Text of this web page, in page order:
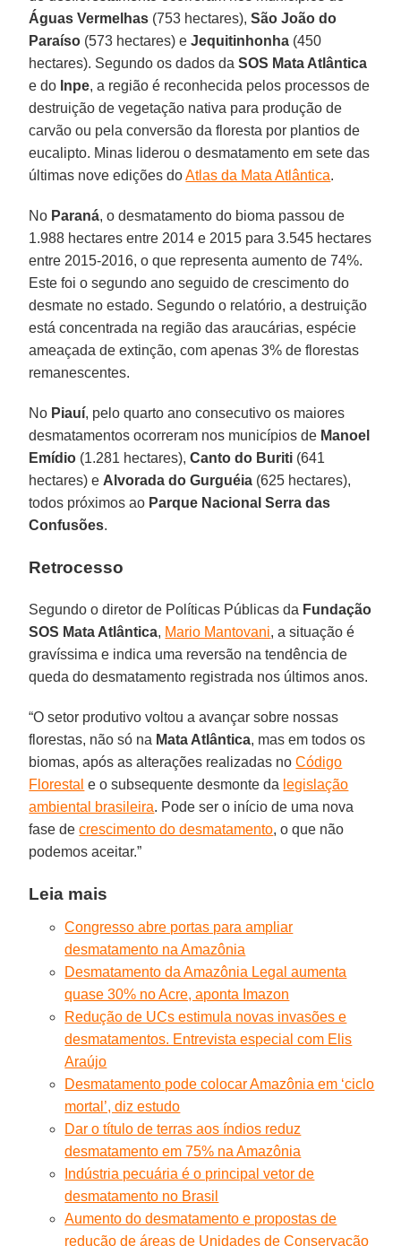
Águas Vermelhas (753 hectares),São João do
Paraíso (573 hectares) eJequitinhonha (450
hectares). Segundo os dados daSOS Mata Atlântica
e do Inpe, a região é reconhecida pelos processos de
destruição de vegetação nativa para produção de
carvão ou pela conversão da floresta por plantios de
eucalipto. Minas liderou o desmatamento em sete das
últimas nove edições doAtlas da Mata Atlântica.
No Paraná, o desmatamento do bioma passou de
1.988 hectares entre 2014 e 2015 para 3.545 hectares
entre 2015-2016, o que representa aumento de 74%.
Este foi o segundo ano seguido de crescimento do
desmate no estado. Segundo o relatório, a destruição
está concentrada na região das araucárias, espécie
ameaçada de extinção, com apenas 3% de florestas
remanescentes.
No Piauí, pelo quarto ano consecutivo os maiores
desmatamentos ocorreram nos municípios de Manoel
Emídio (1.281 hectares),Canto do Buriti (641
hectares) e Alvorada do Gurguéia (625 hectares),
todos próximos ao Parque Nacional Serra das
Confusões.
Retrocesso
Segundo o diretor de Políticas Públicas da Fundação
SOS Mata Atlântica, Mario Mantovani, a situação é
gravíssima e indica uma reversão na tendência de
queda do desmatamento registrada nos últimos anos.
“O setor produtivo voltou a avançar sobre nossas
florestas, não só na Mata Atlântica, mas em todos os
biomas, após as alterações realizadas noCódigo
Florestal e o subsequente desmonte da legislação
ambiental brasileira. Pode ser o início de uma nova
fase decrescimento do desmatamento, o que não
podemos aceitar.”
Leia mais
Congresso abre portas para ampliar
desmatamento na Amazônia
Desmatamento da Amazônia Legal aumenta
quase 30% no Acre, aponta Imazon
Redução de UCs estimula novas invasões e
desmatamentos. Entrevista especial com Elis
Araújo
Desmatamento pode colocar Amazônia em ‘ciclo
mortal’, diz estudo
Dar o título de terras aos índios reduz
desmatamento em 75% na Amazônia
Indústria pecuária é o principal vetor de
desmatamento no Brasil
Aumento do desmatamento e propostas de
redução de áreas de Unidades de Conservação